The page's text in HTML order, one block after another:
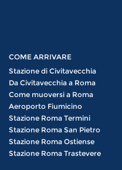
COME ARRIVARE
Stazione di Civitavecchia
Da Civitavecchia a Roma
Come muoversi a Roma
Aeroporto Fiumicino
Stazione Roma Termini
Stazione Roma San Pietro
Stazione Roma Ostiense
Stazione Roma Trastevere